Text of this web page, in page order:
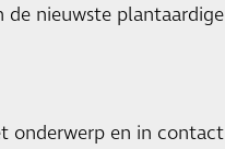
de nieuwste
onderwerp en in